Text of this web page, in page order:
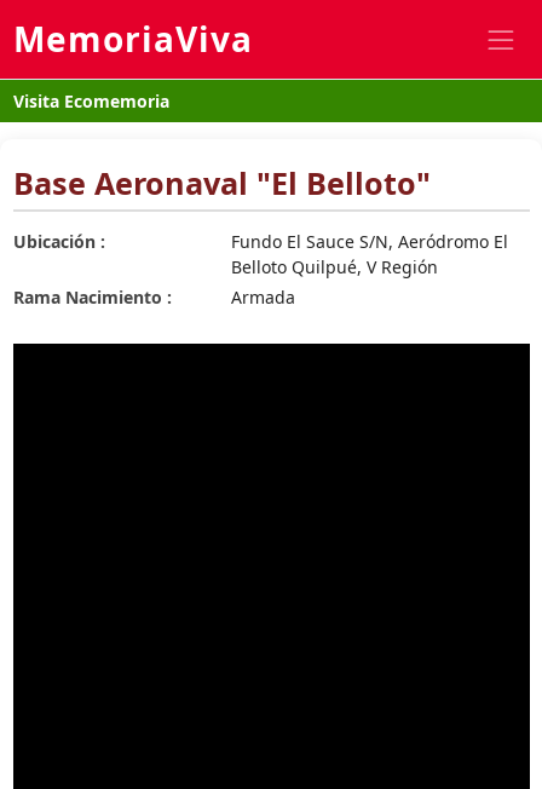
MemoriaViva
Visita Ecomemoria
Base Aeronaval "El Belloto"
Ubicación :
Fundo El Sauce S/N, Aeródromo El
Belloto Quilpué, V Región
Rama Nacimiento :
Armada